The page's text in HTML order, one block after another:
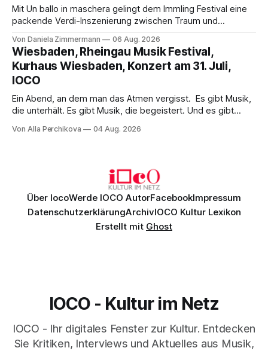
Mit Un ballo in maschera gelingt dem Immling Festival eine
packende Verdi-Inszenierung zwischen Traum und
psychologische Tiefe mit starken Bildern, getragen von
einem spielfreudigen Ensemble und einer musikalisch
überzeugenden Gesamtleistung.
Von Daniela Zimmermann 06 Aug. 2026
Wiesbaden, Rheingau Musik Festival,
Kurhaus Wiesbaden, Konzert am 31. Juli,
IOCO
Ein Abend, an dem man das Atmen vergisst. Es gibt Musik,
die unterhält. Es gibt Musik, die begeistert. Und es gibt
Genau so war der Abend im Kurhaus Wiesbaden, an dem
Von Alla Perchikova 04 Aug. 2026
Über IocoWerde IOCO AutorFacebookImpressum
DatenschutzerklärungArchivIOCO Kultur Lexikon
Erstellt mit Ghost
IOCO - Kultur im Netz
IOCO - Ihr digitales Fenster zur Kultur. Entdecken
Sie Kritiken, Interviews und Aktuelles aus Musik,